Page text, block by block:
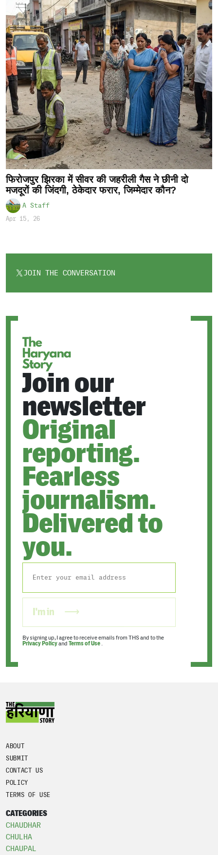
फिरोजपुर झिरका में सीवर की जहरीली गैस ने छीनी दो
मजदूरों की जिंदगी, ठेकेदार फरार, जिम्मेदार कौन?
A Staff
Apr 15, 26
JOIN THE CONVERSATION
OPENS
Join our
newsletter
Original
reporting.
Fearless
journalism.
Delivered to
you.
I'm in
By signing up, I agree to receive emails from THS and to the
Privacy Policyand Terms of Use .
ABOUT
SUBMIT
CONTACT US
POLICY
TERMS OF USE
CATEGORIES
CHAUDHAR
CHULHA
CHAUPAL